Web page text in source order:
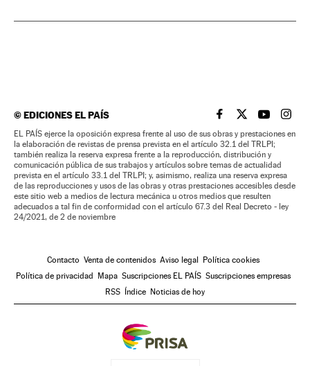
©EDICIONES EL PAÍS EL PAÍS BRASIL EN
EL PAÍSEL PAÍS
EL
EL PAÍS ejerce la oposición expresa frente al uso de sus obras y prestaciones en
la elaboración de revistas de prensa prevista en el artículo 32.1 del TRLPI;
también realiza la reserva expresa frente a la reproducción, distribución y
comunicación pública de sus trabajos y artículos sobre temas de actualidad
prevista en el artículo 33.1 del TRLPI; y, asimismo, realiza una reserva expresa
de las reproducciones y usos de las obras y otras prestaciones accesibles desde
este sitio web a medios de lectura mecánica u otros medios que resulten
adecuados a tal fin de conformidad con el artículo 67.3 del Real Decreto - ley
24/2021, de 2 de noviembre
Contacto Venta de contenidos Aviso legal
Política cookies
Política de privacidad
Mapa Suscripciones EL PAÍS Suscripciones empresas
RSS
Índice Noticias de hoy